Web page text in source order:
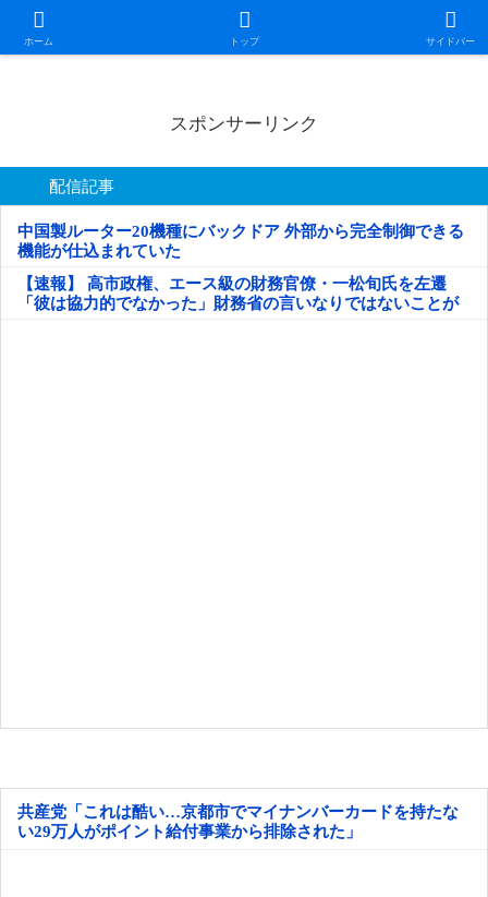
ホーム トップ サイドバー
日本第一！ニュース録
スポンサーリンク
配信記事
中国製ルーター20機種にバックドア 外部から完全制御できる
機能が仕込まれていた
【速報】 高市政権、エース級の財務官僚・一松旬氏を左遷
「彼は協力的でなかった」財務省の言いなりではないことが
判明
共産党「これは酷い…京都市でマイナンバーカードを持たな
い29万人がポイント給付事業から排除された」